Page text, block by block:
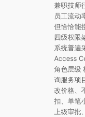
兼职技师
员工流动
但恰恰能
四级权限
系统普遍
Access
角色层级
询服务项
改价格、
扣、单笔
上级审